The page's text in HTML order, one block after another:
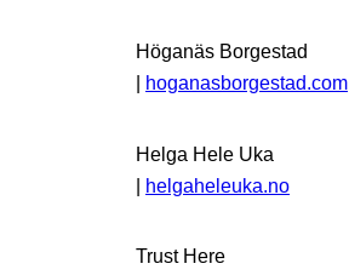
Höganäs Borgestad
| hoganasborgestad.com
Helga Hele Uka
| helgaheleuka.no
Trust Here